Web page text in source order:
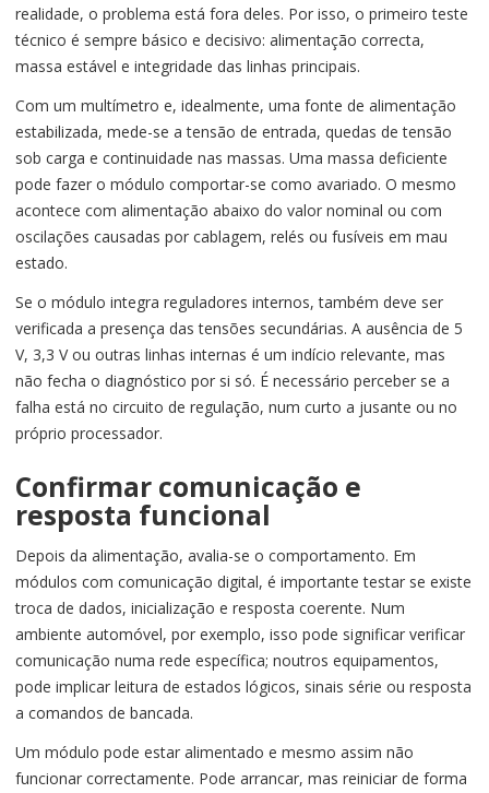
realidade, o problema está fora deles. Por isso, o primeiro teste
técnico é sempre básico e decisivo: alimentação correcta,
massa estável e integridade das linhas principais.
Com um multímetro e, idealmente, uma fonte de alimentação
estabilizada, mede-se a tensão de entrada, quedas de tensão
sob carga e continuidade nas massas. Uma massa deficiente
pode fazer o módulo comportar-se como avariado. O mesmo
acontece com alimentação abaixo do valor nominal ou com
oscilações causadas por cablagem, relés ou fusíveis em mau
estado.
Se o módulo integra reguladores internos, também deve ser
verificada a presença das tensões secundárias. A ausência de 5
V, 3,3 V ou outras linhas internas é um indício relevante, mas
não fecha o diagnóstico por si só. É necessário perceber se a
falha está no circuito de regulação, num curto a jusante ou no
próprio processador.
Confirmar comunicação e
resposta funcional
Depois da alimentação, avalia-se o comportamento. Em
módulos com comunicação digital, é importante testar se existe
troca de dados, inicialização e resposta coerente. Num
ambiente automóvel, por exemplo, isso pode significar verificar
comunicação numa rede específica; noutros equipamentos,
pode implicar leitura de estados lógicos, sinais série ou resposta
a comandos de bancada.
Um módulo pode estar alimentado e mesmo assim não
funcionar correctamente. Pode arrancar, mas reiniciar de forma